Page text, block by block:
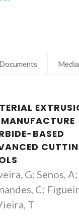
Documents Media
BASED
G; Senos, A;
C;
T